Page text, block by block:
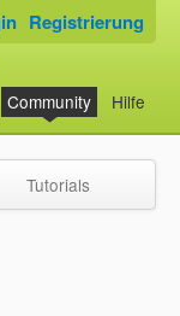
Community Hilfe
Registrierung
Tutorials